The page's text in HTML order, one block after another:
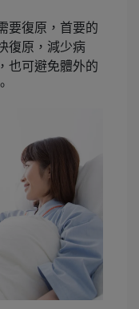
要復原，首要的
復原，減少病
也可避免體外的